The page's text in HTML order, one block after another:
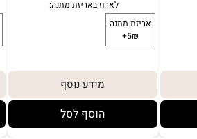
מידע נוסף
הוסף לסל